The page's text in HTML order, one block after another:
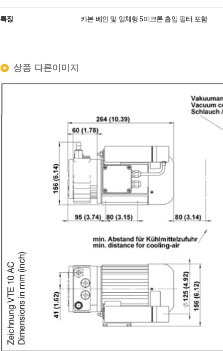
특징 카본 베인 및 일체형 5미크론 흡입 필터 포함